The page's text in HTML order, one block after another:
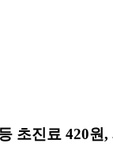
초진료 420